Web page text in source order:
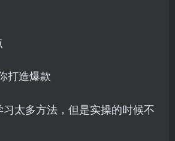
打造爆款
太多方法，但是实操的时候不